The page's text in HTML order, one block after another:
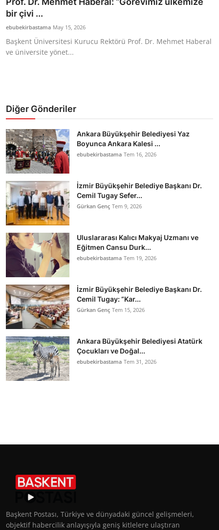
Resmi Reklamlar
bir çivi ...
ebubekirbastama May 15, 2026
Başkent Üniversitesi Kurucu Rektörü Prof. Dr. Mehmet Haberal
ve üniversite yönet...
Diğer Gönderiler
Ankara Büyükşehir Belediyesi Yaz
Boyunca Ankara Kalesi ...
ebubekirbastama Tem 16, 2026
İzmir Büyükşehir Belediye Başkanı Dr.
Cemil Tugay Sefer...
Gürkan Genç Tem 9, 2026
Uluslararası Kalıcı Makyaj Uzmanı ve
Eğitmen Cansu Durk...
ebubekirbastama Tem 19, 2026
İzmir Büyükşehir Belediye Başkanı Dr.
Cemil Tugay: “Kar...
Gürkan Genç Tem 15, 2026
Ankara Büyükşehir Belediyesi Atatürk
Çocukları ve Doğal...
ebubekirbastama Tem 31, 2026
Başkent Postası, Türkiye ve dünyadaki güncel gelişmeleri,
objektif habercilik anlayışıyla geniş kitlelere ulaştıran